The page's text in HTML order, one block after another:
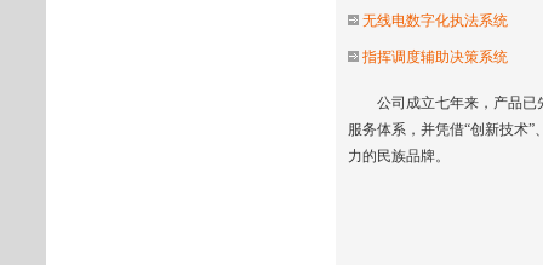
无线电数字化执法系统
指挥调度辅助决策系统
公司成立七年来，产品已先
服务体系，并凭借“创新技术
力的民族品牌。